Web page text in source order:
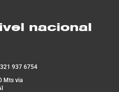
nacional
321 937 6754
Mts via